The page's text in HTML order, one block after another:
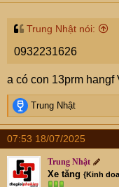
Trung Nhật nói:
0932231626
a có con 13prm
R
e
a
c
t
i
o
Trung Nhật
07:53 18/07/2025
Trung Nhật
Xe tăng {Kinh